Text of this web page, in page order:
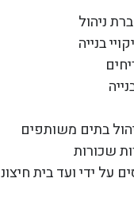
ניהול
בנייה
בתים משותפים
שכורות
על ידי ועד בית חיצוני